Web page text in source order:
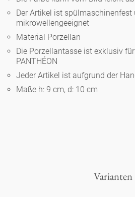
Porzellan
Ozean
klassische
zeitgenössische
Espressotassen
Runde Teller -
Ovale Teller -
Runde Teller 'de
Tiefe Teller -
Ovale Teller
Lange Teller 'de
Noël
Teekanne
Vasen 'de
Fressnapf
Goldener
Korb 'de
Schalen 'de
Hände und
Bad
Unpraktisch
Spielen
Dies & Das
Besteck
Schachspiel
Alices Schachspiel
noch mehr
Berliner Duft
Der Artikel ist spülmaschinenfest
mikrowellengeeignet
Material Porzellan
Die Porzellantasse ist exklusiv
PANTHÉON
Jeder Artikel ist aufgrund der
Maße h: 9 cm, d: 10 cm
Varianten